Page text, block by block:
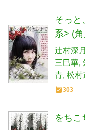
そっと
系> (
辻村深月
三巳華
青 松村
303
をちこ